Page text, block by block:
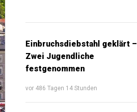
Einbruchsdiebstahl geklärt –
Zwei Jugendliche
festgenommen
vor 486 Tagen 14 Stunden